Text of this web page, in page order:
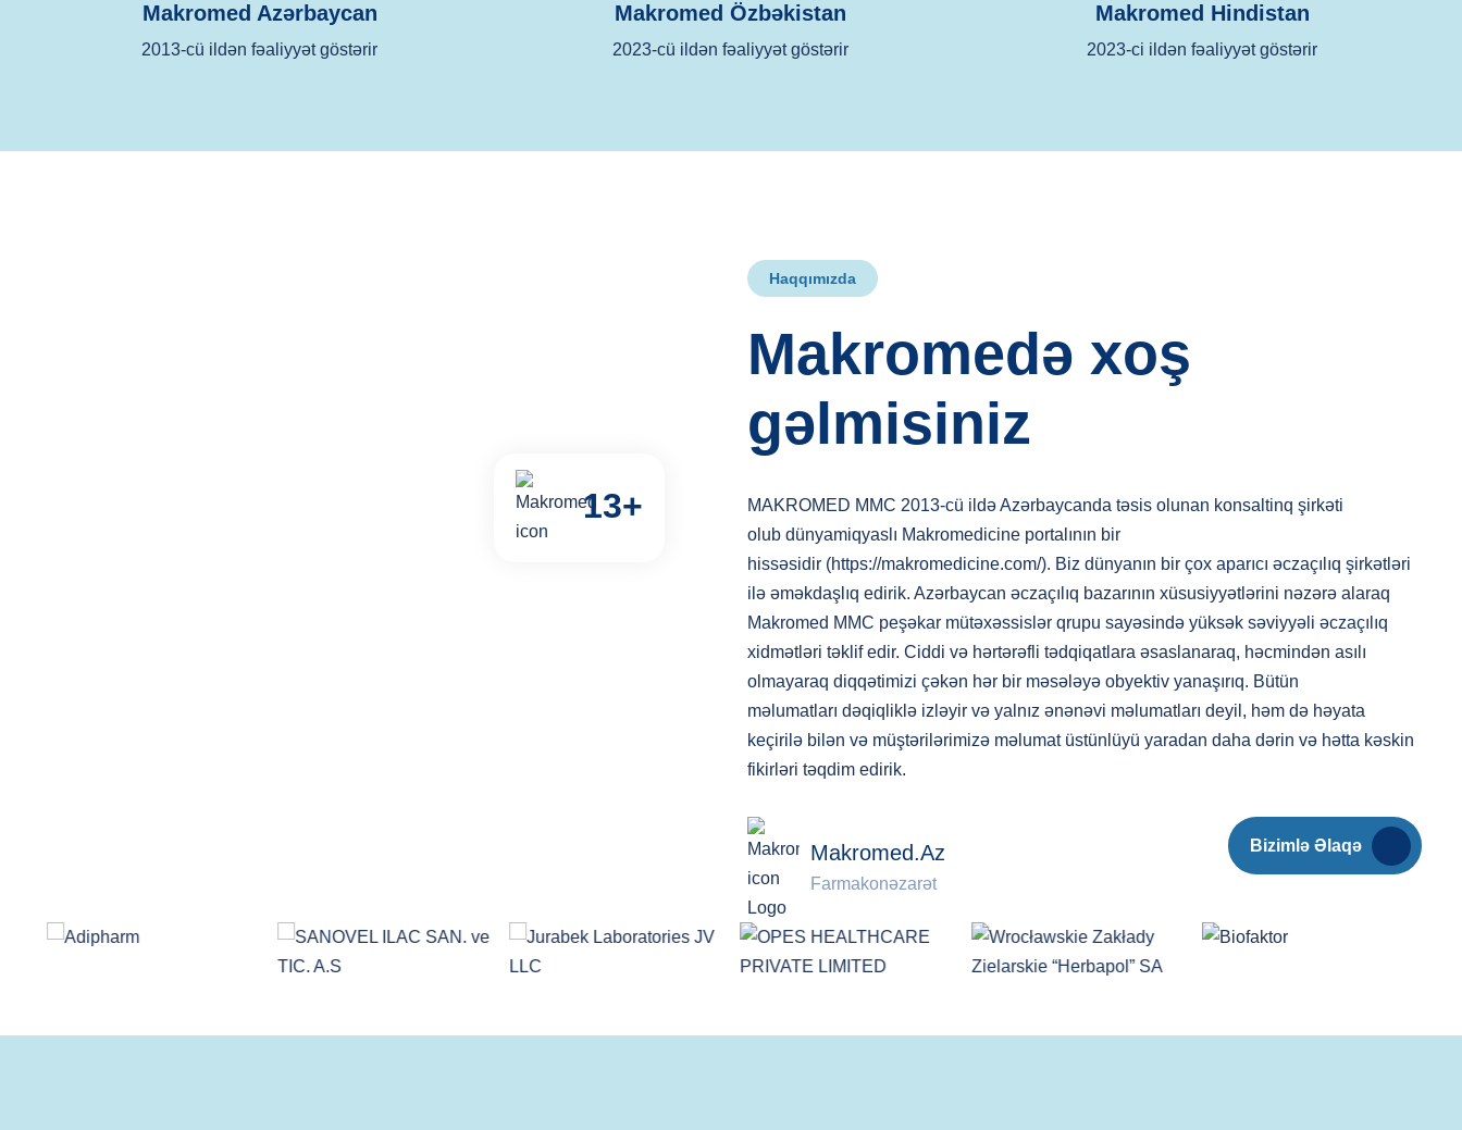
Makromed Azərbaycan
2013-cü ildən fəaliyyət göstərir
Makromed Özbəkistan
2023-cü ildən fəaliyyət göstərir
Makromed Hindistan
2023-ci ildən fəaliyyət göstərir
13+
Haqqımızda
Makromedə xoş
gəlmisiniz
MAKROMED MMC 2013-cü ildə Azərbaycanda təsis olunan konsaltinq şirkəti
olub dünyamiqyaslı Makromedicine portalının bir
hissəsidir (https://makromedicine.com/). Biz dünyanın bir çox aparıcı əczaçılıq şirkətləri
ilə əməkdaşlıq edirik. Azərbaycan əczaçılıq bazarının xüsusiyyətlərini nəzərə alaraq
Makromed MMC peşəkar mütəxəssislər qrupu sayəsində yüksək səviyyəli əczaçılıq
xidmətləri təklif edir. Ciddi və hərtərəfli tədqiqatlara əsaslanaraq, həcmindən asılı
olmayaraq diqqətimizi çəkən hər bir məsələyə obyektiv yanaşırıq. Bütün
məlumatları dəqiqliklə izləyir və yalnız ənənəvi məlumatları deyil, həm də həyata
keçirilə bilən və müştərilərimizə məlumat üstünlüyü yaradan daha dərin və hətta kəskin
fikirləri təqdim edirik.
Makromed.az
Farmakonəzarət
Bizimlə Əlaqə